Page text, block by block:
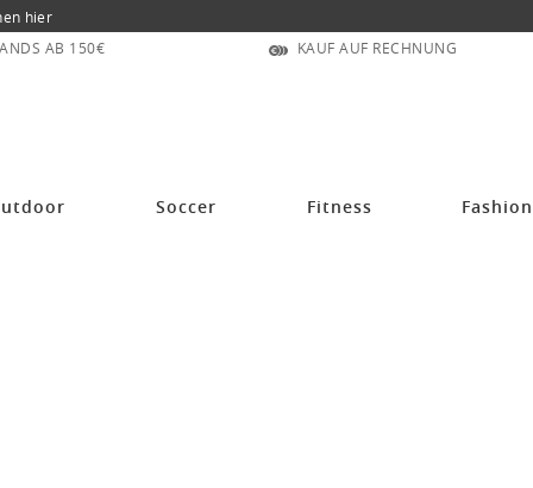
hier
AB 150€
KAUF AUF RECHNUNG
Soccer Fitness Fashion